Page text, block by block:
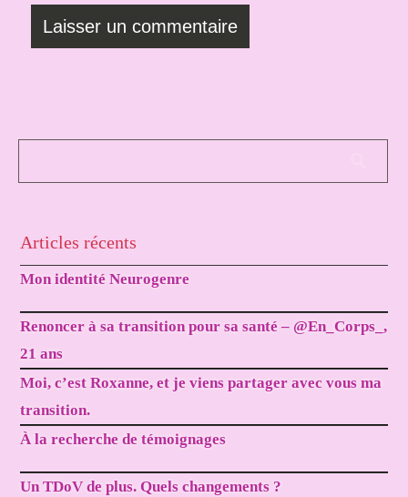
Articles récents
Mon identité Neurogenre
Renoncer à sa transition pour sa santé – @En_Corps_,
21 ans
Moi, c’est Roxanne, et je viens partager avec vous ma
transition.
À la recherche de témoignages
Un TDoV de plus. Quels changements ?